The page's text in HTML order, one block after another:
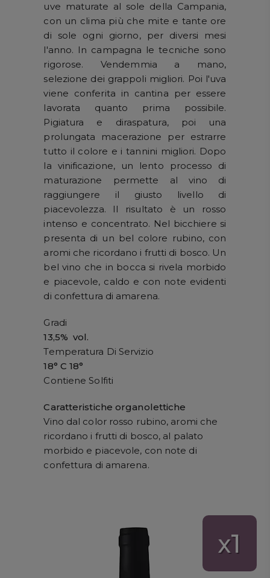
uve maturate al sole della Campania,
con un clima più che mite e tante ore
di sole ogni giorno, per diversi mesi
l'anno. In campagna le tecniche sono
rigorose. Vendemmia a mano,
selezione dei grappoli migliori. Poi l'uva
viene conferita in cantina per essere
lavorata quanto prima possibile.
Pigiatura e diraspatura, poi una
prolungata macerazione per estrarre
tutto il colore e i tannini migliori. Dopo
la vinificazione, un lento processo di
maturazione permette al vino di
raggiungere il giusto livello di
piacevolezza. Il risultato è un rosso
intenso e concentrato. Nel bicchiere si
presenta di un bel colore rubino, con
aromi che ricordano i frutti di bosco. Un
bel vino che in bocca si rivela morbido
e piacevole, caldo e con note evidenti
di confettura di amarena.
Gradi
13,5% vol.
Temperatura Di Servizio
18° C 18°
Contiene Solfiti
Caratteristiche organolettiche
Vino dal color rosso rubino, aromi che
ricordano i frutti di bosco, al palato
morbido e piacevole, con note di
confettura di amarena.
x1